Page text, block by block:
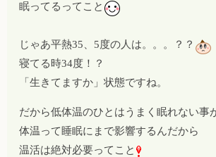
眠ってるってこと
じゃあ平熱35、5度の人は。。。？？
寝てる時34度！？
「生きてますか」状態ですね。
だから低体温のひとはうまく眠れない事
体温って睡眠にまで影響するんだから
温活は絶対必要ってこと